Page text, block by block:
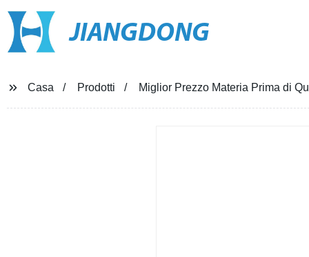
JIANGDONG
Casa Prodotti Miglior Prezzo Materia Prima di